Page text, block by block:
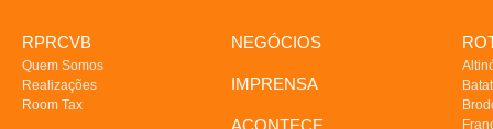
RPRCVB
Quem Somos
Realizações
Room Tax
NEGÓCIOS
IMPRENSA
ACONTECE